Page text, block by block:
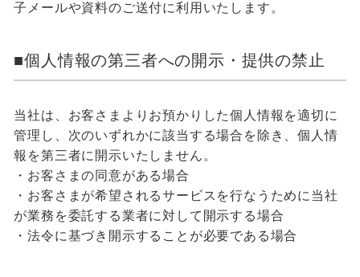
子メールや資料のご送付に利用いたします。
■個人情報の第三者への開示・提供の禁止
当社は、お客さまよりお預かりした個人情報を適切に
管理し、次のいずれかに該当する場合を除き、個人情
報を第三者に開示いたしません。
・お客さまの同意がある場合
・お客さまが希望されるサービスを行なうために当社
が業務を委託する業者に対して開示する場合
・法令に基づき開示することが必要である場合